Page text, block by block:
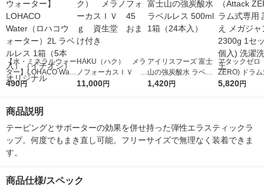
【水・ミネラルウォー
ター】LOHACO Wate
r（ロハコウォータ
シ） オリジナル
490円
HAKU（ハク） メラ
ノフォーカスＩＶ 4
5ｇ 資生堂 おまけ
11,000円
アイリスフーズ 富士
山の強炭酸水 ラベル
レス 500ml 1箱（24
1,420円
アタックゼロ
ZERO) ドラ
詰め替え メガ
5,820円
商品説明
テーピングとサポーターの効果を併せ持った弾性エラスティックラ
ップ。何度でもまき直し可能。フリーサイズで無理なく装着できま
す。
商品仕様/スペック